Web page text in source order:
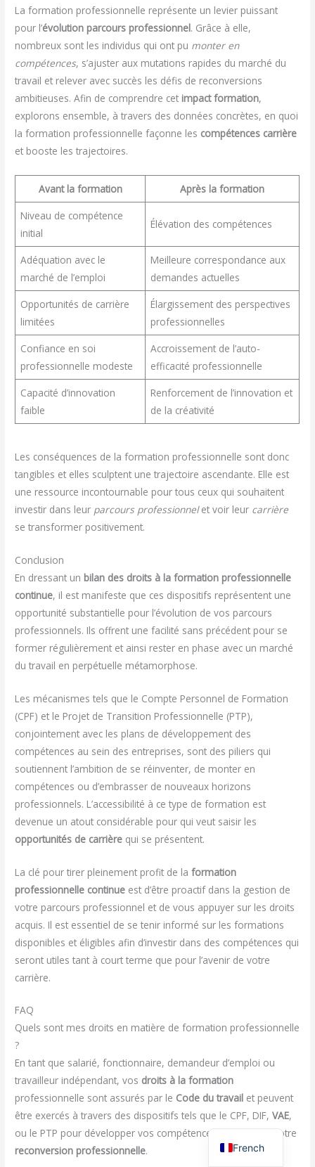
La formation professionnelle représente un levier puissant
pour l’évolution parcours professionnel. Grâce à elle,
nombreux sont les individus qui ont pu monter en
compétences, s’ajuster aux mutations rapides du marché du
travail et relever avec succès les défis de reconversions
ambitieuses. Afin de comprendre cet impact formation,
explorons ensemble, à travers des données concrètes, en quoi
la formation professionnelle façonne les compétences carrière
et booste les trajectoires.
Avant la formation
Après la formation
Niveau de compétence
initial
Élévation des compétences
Adéquation avec le
marché de l’emploi
Meilleure correspondance aux
demandes actuelles
Opportunités de carrière
limitées
Élargissement des perspectives
professionnelles
Confiance en soi
professionnelle modeste
Accroissement de l’auto-
efficacité professionnelle
Capacité d’innovation
faible
Renforcement de l’innovation et
de la créativité
Les conséquences de la formation professionnelle sont donc
tangibles et elles sculptent une trajectoire ascendante. Elle est
une ressource incontournable pour tous ceux qui souhaitent
investir dans leur parcours professionnelet voir leur carrière
se transformer positivement.
Conclusion
En dressant un bilan des droits à la formation professionnelle
continue, il est manifeste que ces dispositifs représentent une
opportunité substantielle pour l’évolution de vos parcours
professionnels. Ils offrent une facilité sans précédent pour se
former régulièrement et ainsi rester en phase avec un marché
du travail en perpétuelle métamorphose.
Les mécanismes tels que le Compte Personnel de Formation
(CPF) et le Projet de Transition Professionnelle (PTP),
conjointement avec les plans de développement des
compétences au sein des entreprises, sont des piliers qui
soutiennent l’ambition de se réinventer, de monter en
compétences ou d’embrasser de nouveaux horizons
professionnels. L’accessibilité à ce type de formation est
devenue un atout considérable pour qui veut saisir les
opportunités de carrière qui se présentent.
La clé pour tirer pleinement profit de laformation
professionnelle continue est d’être proactif dans la gestion de
votre parcours professionnel et de vous appuyer sur les droits
acquis. Il est essentiel de se tenir informé sur les formations
disponibles et éligibles afin d’investir dans des compétences qui
seront utiles tant à court terme que pour l’avenir de votre
carrière.
FAQ
Quels sont mes droits en matière de formation professionnelle
?
En tant que salarié, fonctionnaire, demandeur d’emploi ou
travailleur indépendant, vos droits à la formation
professionnelle sont assurés par le Code du travail et peuvent
être exercés à travers des dispositifs tels que le CPF, DIF,VAE,
ou le PTP pour développer vos compétences et favoriser votre
reconversion professionnelle. French